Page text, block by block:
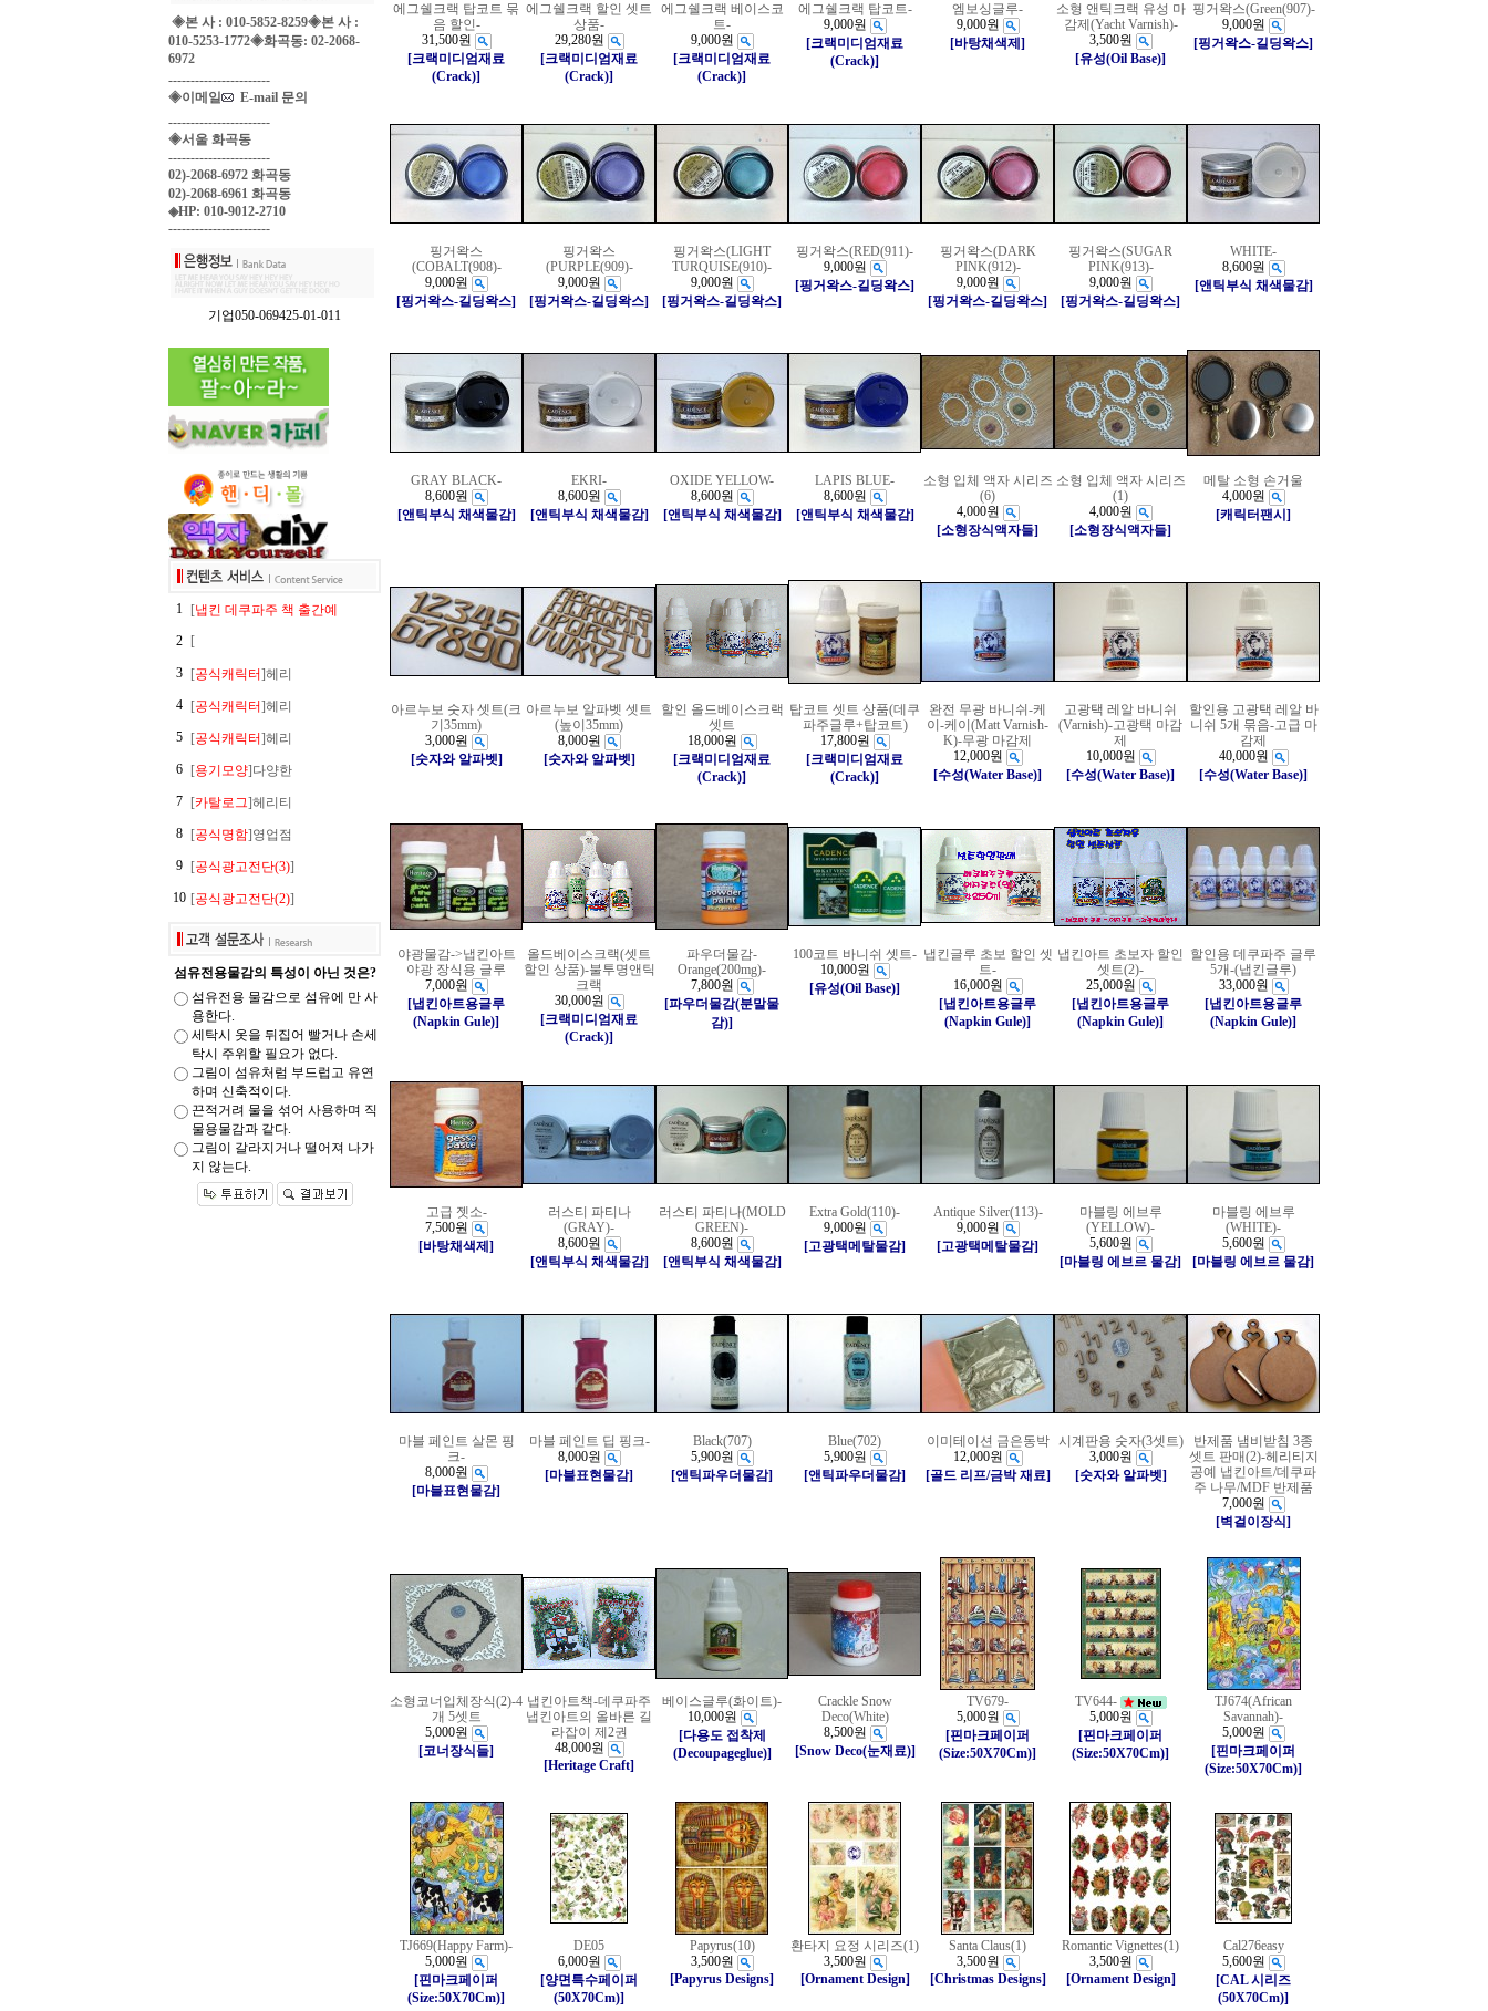
◈본 사 : 010-5852-8259◈본 사 :
010-5253-1772◈화곡동: 02-2068-
6972
-----------------------
◈이메일
E-mail 문의
-----------------------
◈서울 화곡동
-----------------------
02)-2068-6972 화곡동
02)-2068-6961 화곡동
◈HP: 010-9012-2710
-----------------------
기업050-069425-01-011
1 [냅킨 데쿠파주 책 출간예
2
[
3 [공식캐릭터]헤리
4
[공식캐릭터]헤리
5
[공식캐릭터]헤리
6
[용기모양]다양한
7
[카탈로그]헤리티
8
[공식명함]영업점
9
[공식광고전단(3)]
10 [공식광고전단(2)]
섬유전용물감의 특성이 아닌 것은?
섬유전용 물감으로 섬유에 만 사
용한다.
세탁시 옷을 뒤집어 빨거나 손세
탁시 주위할 필요가 없다.
그림이 섬유처럼 부드럽고 유연
하며 신축적이다.
끈적거려 물을 섞어 사용하며 직
물용물감과 같다.
그림이 갈라지거나 떨어져 나가
지 않는다.
에그쉘크랙 탑코트 묶
음 할인-
31,500원
[크랙미디엄재료
(Crack)]
에그쉘크랙 할인 셋트
상품-
29,280원
[크랙미디엄재료
(Crack)]
에그쉘크랙 베이스코
트-
9,000원
[크랙미디엄재료
(Crack)]
에그쉘크랙 탑코트-
9,000원
[크랙미디엄재료
(Crack)]
엠보싱글루-
9,000원
[바탕채색제]
소형 앤틱크랙 유성 마
감제(Yacht Varnish)-
3,500원
[유성(Oil Base)]
핑거왁스(Green(907)-
9,000원
[핑거왁스-길딩왁스]
핑거왁스
(COBALT(908)-
9,000원
[핑거왁스-길딩왁스]
핑거왁스
(PURPLE(909)-
9,000원
[핑거왁스-길딩왁스]
핑거왁스(LIGHT
TURQUISE(910)-
9,000원
[핑거왁스-길딩왁스]
핑거왁스(RED(911)-
9,000원
[핑거왁스-길딩왁스]
핑거왁스(DARK
PINK(912)-
9,000원
[핑거왁스-길딩왁스]
핑거왁스(SUGAR
PINK(913)-
9,000원
[핑거왁스-길딩왁스]
WHITE-
8,600원
[앤틱부식 채색물감]
GRAY BLACK-
8,600원
[앤틱부식 채색물감]
EKRI-
8,600원
[앤틱부식 채색물감]
OXIDE YELLOW-
8,600원
[앤틱부식 채색물감]
LAPIS BLUE-
8,600원
[앤틱부식 채색물감]
소형 입체 액자 시리즈
(6)
4,000원
[소형장식액자들]
소형 입체 액자 시리즈
(1)
4,000원
[소형장식액자들]
메탈 소형 손거울
4,000원
[캐릭터팬시]
아르누보 숫자 셋트(크
기35mm)
3,000원
[숫자와 알파벳]
아르누보 알파벳 셋트
(높이35mm)
8,000원
[숫자와 알파벳]
할인 올드베이스크랙
셋트
18,000원
[크랙미디엄재료
(Crack)]
탑코트 셋트 상품(데쿠
파주글루+탑코트)
17,800원
[크랙미디엄재료
(Crack)]
완전 무광 바니쉬-케
이-케이(Matt Varnish-
K)-무광 마감제
12,000원
[수성(Water Base)]
고광택 레알 바니쉬
(Varnish)-고광택 마감
제
10,000원
[수성(Water Base)]
할인용 고광택 레알 바
니쉬 5개 묶음-고급 마
감제
40,000원
[수성(Water Base)]
야광물감->냅킨아트
야광 장식용 글루
7,000원
[냅킨아트용글루
(Napkin Gule)]
올드베이스크랙(셋트
할인 상품)-불투명앤틱
크랙
30,000원
[크랙미디엄재료
(Crack)]
파우더물감-
Orange(200mg)-
7,800원
[파우더물감(분말물
감)]
100코트 바니쉬 셋트-
10,000원
[유성(Oil Base)]
냅킨글루 초보 할인 셋
트-
16,000원
[냅킨아트용글루
(Napkin Gule)]
냅킨아트 초보자 할인
셋트(2)-
25,000원
[냅킨아트용글루
(Napkin Gule)]
할인용 데쿠파주 글루
5개-(냅킨글루)
33,000원
[냅킨아트용글루
(Napkin Gule)]
고급 젯소-
7,500원
[바탕채색제]
러스티 파티나
(GRAY)-
8,600원
[앤틱부식 채색물감]
러스티 파티나(MOLD
GREEN)-
8,600원
[앤틱부식 채색물감]
Extra Gold(110)-
9,000원
[고광택메탈물감]
Antique Silver(113)-
9,000원
[고광택메탈물감]
마블링 에브루
(YELLOW)-
5,600원
[마블링 에브르 물감]
마블링 에브루
(WHITE)-
5,600원
[마블링 에브르 물감]
마블 페인트 살몬 핑
크-
8,000원
[마블표현물감]
마블 페인트 딥 핑크-
8,000원
[마블표현물감]
Black(707)
5,900원
[앤틱파우더물감]
Blue(702)
5,900원
[앤틱파우더물감]
이미테이션 금은동박
12,000원
[골드 리프/금박 재료]
시계판용 숫자(3셋트)
3,000원
[숫자와 알파벳]
반제품 냄비받침 3종
셋트 판매(2)-헤리티지
공예 냅킨아트/데쿠파
주 나무/MDF 반제품
7,000원
[벽걸이장식]
소형코너입체장식(2)-4
개 5셋트
5,000원
[코너장식들]
냅킨아트책-데쿠파주
냅킨아트의 올바른 길
라잡이 제2권
48,000원
[Heritage Craft]
베이스글루(화이트)-
10,000원
[다용도 접착제
(Decoupageglue)]
Crackle Snow
Deco(White)
8,500원
[Snow Deco(눈재료)]
TV679-
5,000원
[핀마크페이퍼
(Size:50X70Cm)]
TV644-
5,000원
[핀마크페이퍼
(Size:50X70Cm)]
TJ674(African
Savannah)-
5,000원
[핀마크페이퍼
(Size:50X70Cm)]
TJ669(Happy Farm)-
5,000원
[핀마크페이퍼
(Size:50X70Cm)]
DE05
6,000원
[양면특수페이퍼
(50X70Cm)]
Papyrus(10)
3,500원
[Papyrus Designs]
환타지 요정 시리즈(1)
3,500원
[Ornament Design]
Santa Claus(1)
3,500원
[Christmas Designs]
Romantic Vignettes(1)
3,500원
[Ornament Design]
Cal276easy
5,600원
[CAL 시리즈
(50X70Cm)]